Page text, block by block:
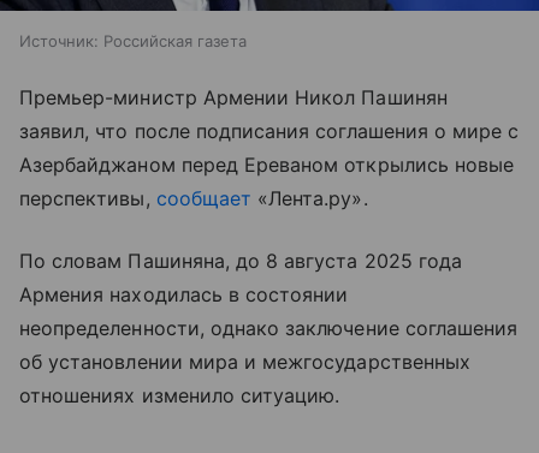
Источник: Российская газета
Премьер-министр Армении Никол Пашинян
заявил, что после подписания соглашения о мире с
Азербайджаном перед Ереваном открылись новые
перспективы, сообщает «Лента.ру».
По словам Пашиняна, до 8 августа 2025 года
Армения находилась в состоянии
неопределенности, однако заключение соглашения
об установлении мира и межгосударственных
отношениях изменило ситуацию.